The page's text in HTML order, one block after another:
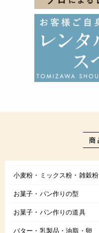
小麦粉・ミックス粉・雑穀粉
お菓子・パン作りの型
お菓子・パン作りの道具
バター・乳製品・油脂・卵